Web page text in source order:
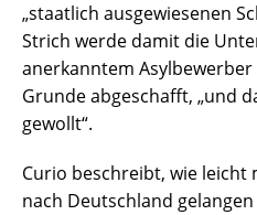
„staatlich ausgewiesenen
Strich werde damit die
anerkanntem
Grunde abgeschafft, „und
gewollt“.
Curio beschreibt, wie leicht
nach Deutschland